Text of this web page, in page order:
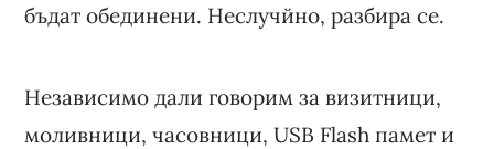
бъдат обединени. Неслучйно, разбира се.
Независимо дали говорим за визитници,
моливници, часовници, USB Flash памет и